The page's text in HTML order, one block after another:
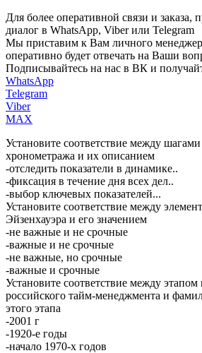
Для более оперативной связи и заказа,
диалог в WhatsApp, Viber или Telegram
Мы приставим к Вам личного
оперативно будет отвечать на Ваши
Подписывайтесь на нас в ВК и
WhatsApp
Telegram
Viber
MAX
Установите соответствие между
хронометража и их описанием
-отследить показатели в динамике..
-фиксация в течение дня всех дел..
-выбор ключевых показателей...
Установите соответствие между
Эйзенхауэра и его значением
-не важные и не срочные
-важные и не срочные
-не важные, но срочные
-важные и срочные
Установите соответствие между этапом
российского тайм-менеджмента и
этого этапа
-2001 г
-1920-е годы
-начало 1970-х годов